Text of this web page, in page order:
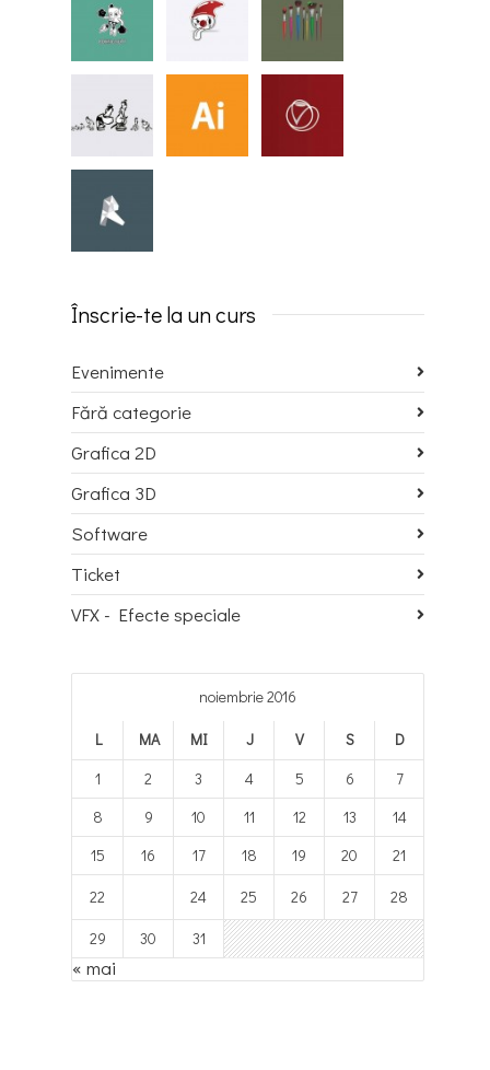
Înscrie-te la un curs
Evenimente
Fără categorie
Grafica 2D
Grafica 3D
Software
Ticket
VFX - Efecte speciale
noiembrie 2016
L MA MI J V S
D
1
2 3 4 5 6
7
8
9 10 11 12 13
14
15
16 17 18 19 20
21
22
24 25 26 27
28
29
30 31
« mai